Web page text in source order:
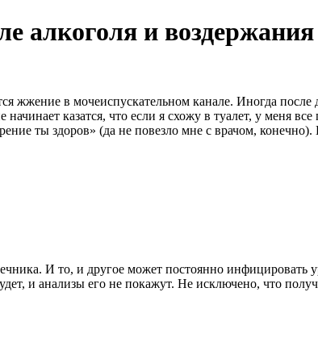
алкоголя и
жжение в мочеиспускательном канале. Иногда после
казатся, что если я схожу в туалет, у меня
ты здоров» (да не повезло мне с врачом, конечно).
И то, и другое может постоянно инфицировать
и анализы его не покажут. Не исключено, что